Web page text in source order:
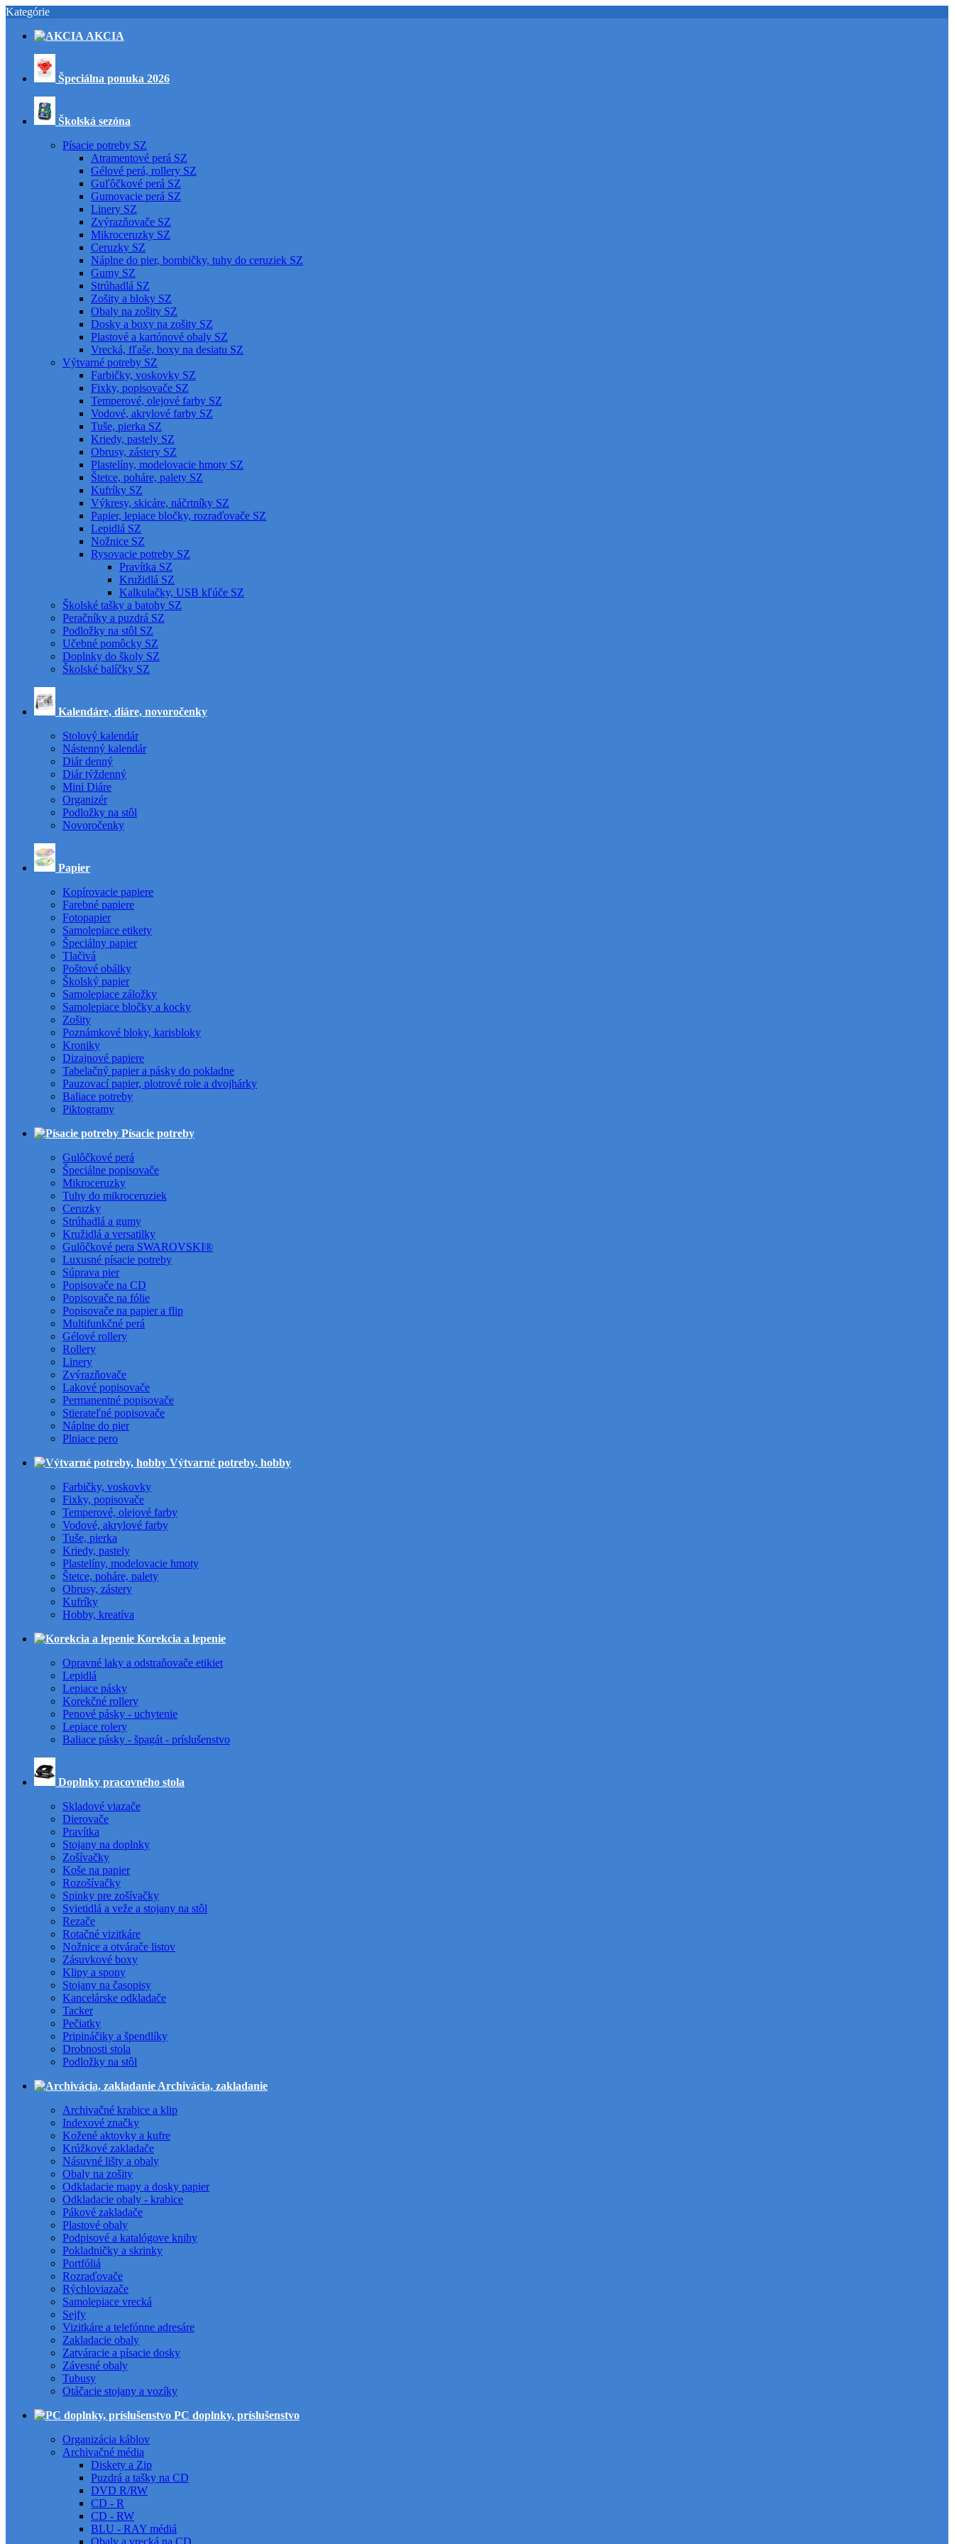
Kategórie
AKCIA
Špeciálna ponuka 2026
Školská sezóna
Písacie potreby SZ
Atramentové perá SZ
Gélové perá, rollery SZ
Guľôčkové perá SZ
Gumovacie perá SZ
Linery SZ
Zvýrazňovače SZ
Mikroceruzky SZ
Ceruzky SZ
Náplne do pier, bombičky, tuhy do ceruziek SZ
Gumy SZ
Strúhadlá SZ
Zošity a bloky SZ
Obaly na zošity SZ
Dosky a boxy na zošity SZ
Plastové a kartónové obaly SZ
Vrecká, fľaše, boxy na desiatu SZ
Výtvarné potreby SZ
Farbičky, voskovky SZ
Fixky, popisovače SZ
Temperové, olejové farby SZ
Vodové, akrylové farby SZ
Tuše, pierka SZ
Kriedy, pastely SZ
Obrusy, zástery SZ
Plastelíny, modelovacie hmoty SZ
Štetce, poháre, palety SZ
Kufríky SZ
Výkresy, skicáre, náčrtníky SZ
Papier, lepiace bločky, rozraďovače SZ
Lepidlá SZ
Nožnice SZ
Rysovacie potreby SZ
Pravítka SZ
Kružidlá SZ
Kalkulačky, USB kľúče SZ
Školské tašky a batohy SZ
Peračníky a puzdrá SZ
Podložky na stôl SZ
Učebné pomôcky SZ
Doplnky do školy SZ
Školské balíčky SZ
Kalendáre, diáre, novoročenky
Stolový kalendár
Nástenný kalendár
Diár denný
Diár týždenný
Mini Diáre
Organizér
Podložky na stôl
Novoročenky
Papier
Kopírovacie papiere
Farebné papiere
Fotopapier
Samolepiace etikety
Špeciálny papier
Tlačivá
Poštové obálky
Školský papier
Samolepiace záložky
Samolepiace bločky a kocky
Zošity
Poznámkové bloky, karisbloky
Kroniky
Dizajnové papiere
Tabelačný papier a pásky do pokladne
Pauzovací papier, plotrové role a dvojhárky
Baliace potreby
Piktogramy
Písacie potreby
Gulôčkové perá
Špeciálne popisovače
Mikroceruzky
Tuhy do mikroceruziek
Ceruzky
Strúhadlá a gumy
Kružidlá a versatilky
Gulôčkové pera SWAROVSKI®
Luxusné písacie potreby
Súprava pier
Popisovače na CD
Popisovače na fólie
Popisovače na papier a flip
Multifunkčné perá
Gélové rollery
Rollery
Linery
Zvýrazňovače
Lakové popisovače
Permanentné popisovače
Stierateľné popisovače
Náplne do pier
Plniace pero
Výtvarné potreby, hobby
Farbičky, voskovky
Fixky, popisovače
Temperové, olejové farby
Vodové, akrylové farby
Tuše, pierka
Kriedy, pastely
Plastelíny, modelovacie hmoty
Štetce, poháre, palety
Obrusy, zástery
Kufríky
Hobby, kreatíva
Korekcia a lepenie
Opravné laky a odstraňovače etikiet
Lepidlá
Lepiace pásky
Korekčné rollery
Penové pásky - uchytenie
Lepiace rolery
Baliace pásky - špagát - príslušenstvo
Doplnky pracovného stola
Skladové viazače
Dierovače
Pravítka
Stojany na doplnky
Zošívačky
Koše na papier
Rozošívačky
Spinky pre zošívačky
Svietidlá a veže a stojany na stôl
Rezače
Rotačné vizitkáre
Nožnice a otvárače listov
Zásuvkové boxy
Klipy a spony
Stojany na časopisy
Kancelárske odkladače
Tacker
Pečiatky
Pripináčiky a špendlíky
Drobnosti stola
Podložky na stôl
Archivácia, zakladanie
Archivačné krabice a klip
Indexové značky
Kožené aktovky a kufre
Krúžkové zakladače
Násuvné lišty a obaly
Obaly na zošity
Odkladacie mapy a dosky papier
Odkladacie obaly - krabice
Pákové zakladače
Plastové obaly
Podpisové a katalógove knihy
Pokladničky a skrinky
Portfóliá
Rozraďovače
Rýchloviazače
Samolepiace vrecká
Sejfy
Vizitkáre a telefónne adresáre
Zakladacie obaly
Zatváracie a písacie dosky
Závesné obaly
Tubusy
Otáčacie stojany a vozíky
PC doplnky, príslušenstvo
Organizácia káblov
Archivačné média
Diskety a Zip
Puzdrá a tašky na CD
DVD R/RW
CD - R
CD - RW
BLU - RAY médiá
Obaly a vrecká na CD